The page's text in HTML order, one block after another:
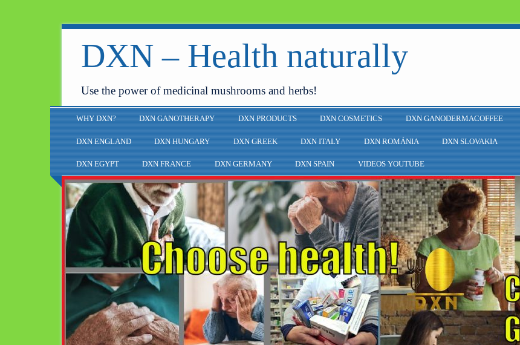
DXN – Health naturally
Use the power of medicinal mushrooms and herbs!
WHY DXN? DXN GANOTHERAPY DXN PRODUCTS DXN COSMETICS DXN GANODERMACOFFEE
DXN ENGLAND DXN HUNGARY DXN GREEK DXN ITALY DXN ROMÁNIA DXN SLOVAKIA
DXN EGYPT DXN FRANCE DXN GERMANY DXN SPAIN VIDEOS YOUTUBE